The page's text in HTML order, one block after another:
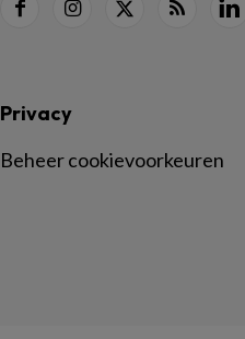
Privacy
Beheer cookievoorkeuren